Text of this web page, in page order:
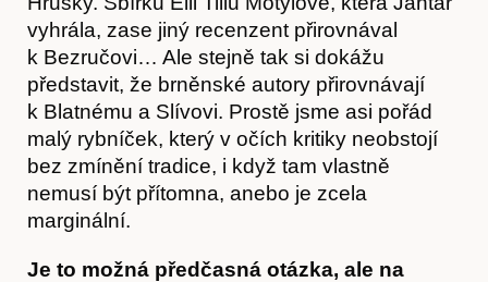
vyhrála, zase jiný recenzent přirovnával
k Bezručovi… Ale stejně tak si dokážu
představit, že brněnské autory přirovnávají
k Blatnému a Slívovi. Prostě jsme asi pořád
malý rybníček, který v očích kritiky neobstojí
bez zmínění tradice, i když tam vlastně
nemusí být přítomna, anebo je zcela
marginální.
Je to možná předčasná otázka, ale na